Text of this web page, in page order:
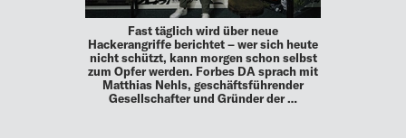
Fast täglich wird über neue
Hackerangriffe berichtet – wer sich heute
nicht schützt, kann morgen schon selbst
zum Opfer werden. Forbes DA sprach mit
Matthias Nehls, geschäftsführender
Gesellschafter und Gründer der …